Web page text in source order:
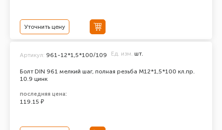
Уточнить цену
Болт DIN 961 мелкий шаг, полная резьба M12*1,5*100 кл.пр.
10.9 цинк
Артикул: 961-12*1,5*100/109 Ед. изм. шт.
последняя цена:
119.15 ₽